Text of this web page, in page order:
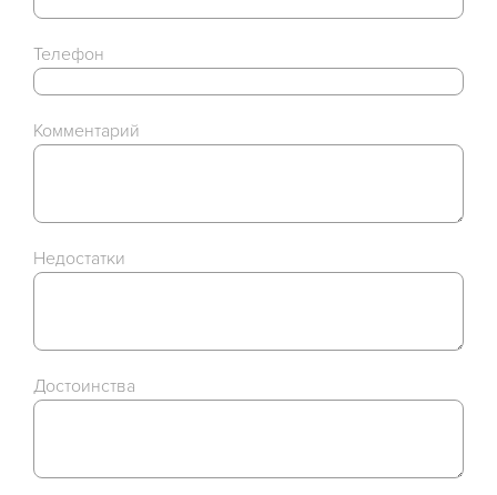
Телефон
Комментарий
Недостатки
Достоинства